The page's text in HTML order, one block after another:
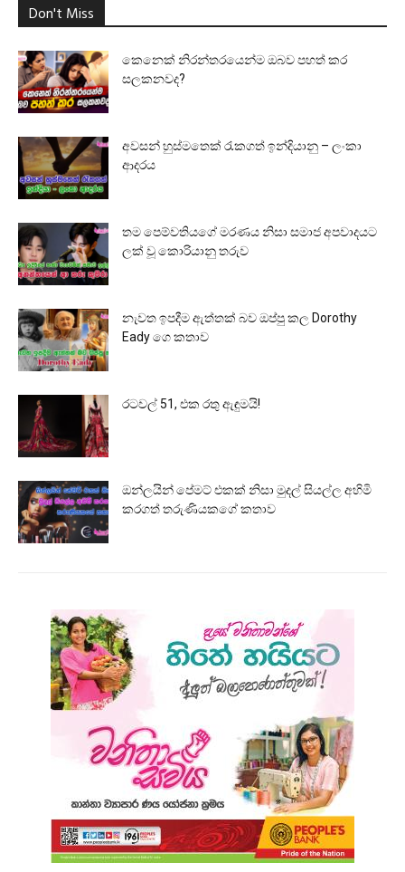
Don't Miss
කෙනෙක් නිරන්තරයෙන්ම ඔබව පහත් කර
සලකනවද?
අවසන් හුස්මතෙක් රැකගත් ඉන්දියානු – ලංකා
ආදරය
තම පෙම්වතියගේ මරණය නිසා සමාජ අපවාදයට
ලක් වූ කොරියානු තරුව
නැවත ඉපදීම ඇත්තක් බව ඔප්පු කල Dorothy
Eady ගෙ කතාව
රටවල් 51, එක රතු ඇඳුමයි!
ඔන්ලයින් පේමට් එකක් නිසා මුදල් සියල්ල අහිමි
කරගත් තරුණියකගේ කතාව